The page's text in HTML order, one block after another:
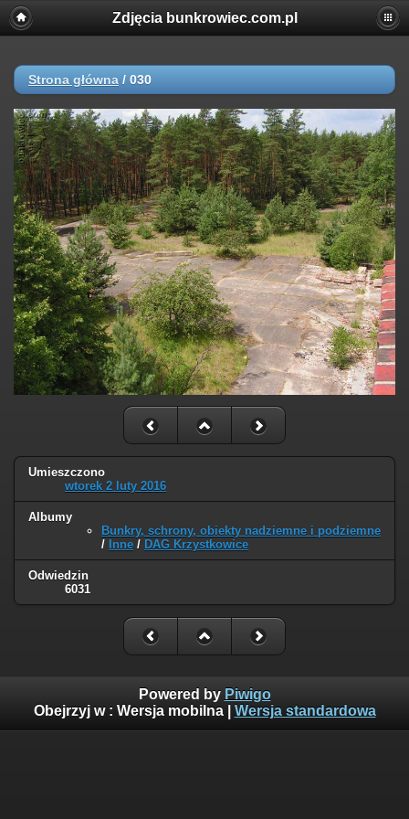
Zdjęcia bunkrowiec.com.pl
Strona główna / 030
Umieszczono
wtorek 2 luty 2016
Albumy
Bunkry, schrony, obiekty nadziemne i podziemne
/ Inne / DAG Krzystkowice
Odwiedzin
6031
Powered by Piwigo
Obejrzyj w : Wersja mobilna| Wersja standardowa